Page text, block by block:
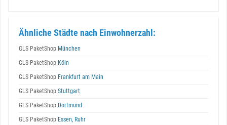
Ähnliche Städte nach Einwohnerzahl:
GLS PaketShop München
GLS PaketShop Köln
GLS PaketShop Frankfurt am Main
GLS PaketShop Stuttgart
GLS PaketShop Dortmund
GLS PaketShop Essen, Ruhr